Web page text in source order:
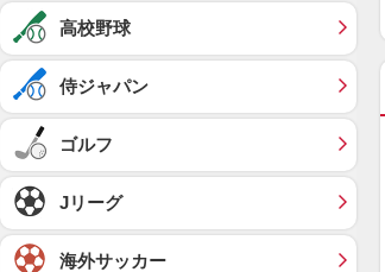
高校野球
侍ジャパン
ゴルフ
Jリーグ
海外サッカー